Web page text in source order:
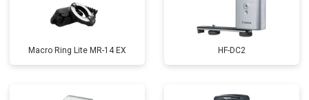
Macro Ring Lite MR-14 EX HF-DC2